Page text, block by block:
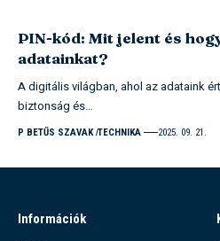
PIN-kód: Mit jelent és
adatainkat?
A digitális világban, ahol az adataink
biztonság és…
P BETŰS SZAVAK TECHNIKA 2025. 09. 21.
Információk